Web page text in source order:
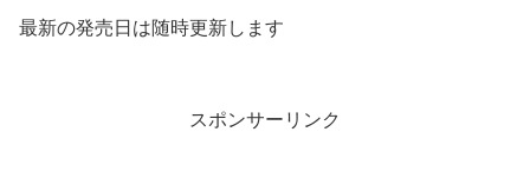
最新の発売日は随時更新します
スポンサーリンク